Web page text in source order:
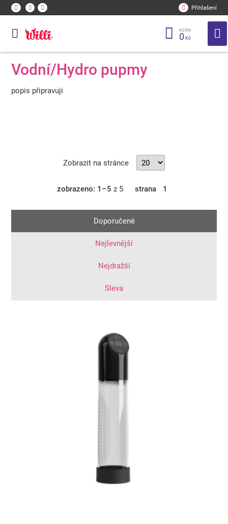
Přihlašení
KOŠÍK:
0 Kč
Vodní/Hydro pupmy
popis připravuji
Zobrazit na stránce
zobrazeno: 1–5z 5 strana 1
Doporučené
Nejlevnější
Nejdražší
Sleva